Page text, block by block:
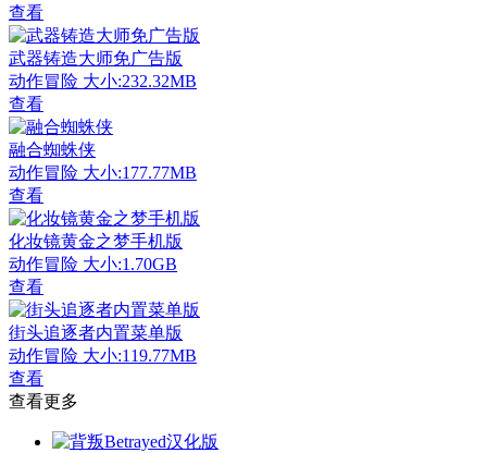
查看
武器铸造大师免广告版
动作冒险 大小:232.32MB
查看
融合蜘蛛侠
动作冒险 大小:177.77MB
查看
化妆镜黄金之梦手机版
动作冒险 大小:1.70GB
查看
街头追逐者内置菜单版
动作冒险 大小:119.77MB
查看
查看更多